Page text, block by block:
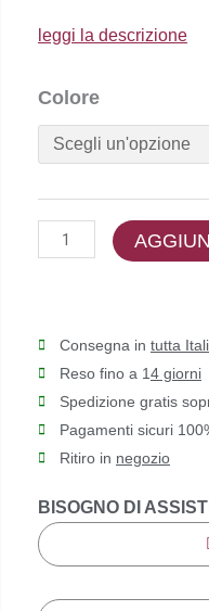
leggi la descrizione
Colore
Ana
Hickmann
quantità
Consegna in tutta
Reso fino a 14 giorni
Spedizione gratis
Pagamenti sicuri
Ritiro in negozio
BISOGNO DI